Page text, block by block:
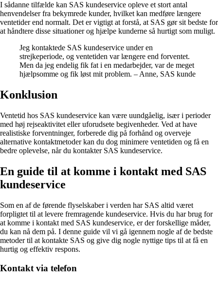
I sådanne tilfælde kan SAS kundeservice opleve et stort antal
henvendelser fra bekymrede kunder, hvilket kan medføre længere
ventetider end normalt. Det er vigtigt at forstå, at SAS gør sit bedste for
at håndtere disse situationer og hjælpe kunderne så hurtigt som muligt.
Jeg kontaktede SAS kundeservice under en
strejkeperiode, og ventetiden var længere end forventet.
Men da jeg endelig fik fat i en medarbejder, var de meget
hjælpsomme og fik løst mit problem. – Anne, SAS kunde
Konklusion
Ventetid hos SAS kundeservice kan være uundgåelig, især i perioder
med høj rejseaktivitet eller uforudsete begivenheder. Ved at have
realistiske forventninger, forberede dig på forhånd og overveje
alternative kontaktmetoder kan du dog minimere ventetiden og få en
bedre oplevelse, når du kontakter SAS kundeservice.
En guide til at komme i kontakt med SAS
kundeservice
Som en af de førende flyselskaber i verden har SAS altid været
forpligtet til at levere fremragende kundeservice. Hvis du har brug for
at komme i kontakt med SAS kundeservice, er der forskellige måder,
du kan nå dem på. I denne guide vil vi gå igennem nogle af de bedste
metoder til at kontakte SAS og give dig nogle nyttige tips til at få en
hurtig og effektiv respons.
Kontakt via telefon